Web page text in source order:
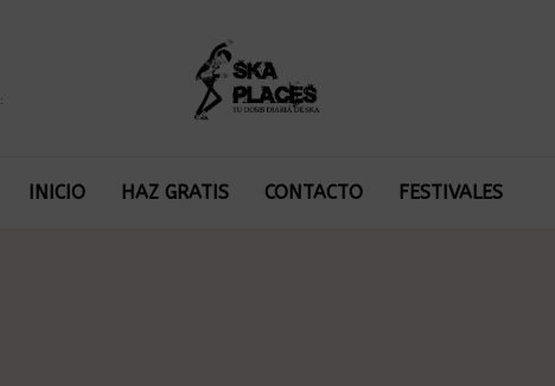
INICIO HAZ GRATIS CONTACTO FESTIVALES